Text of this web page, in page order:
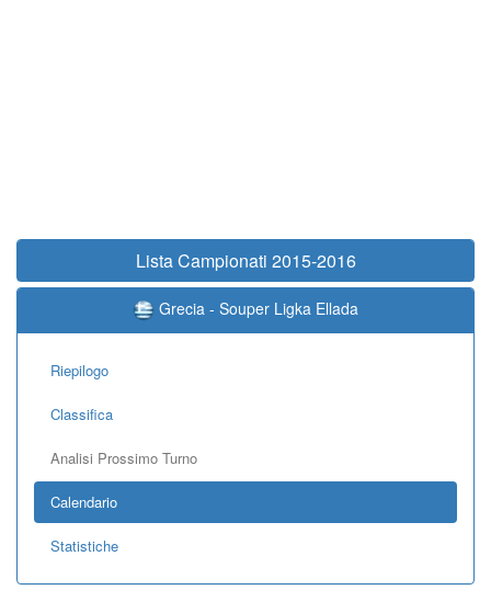
Lista Campionati 2015-2016
Grecia - Souper Ligka Ellada
Riepilogo
Classifica
Analisi Prossimo Turno
Calendario
Statistiche